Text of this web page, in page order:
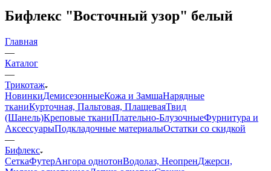
Бифлекс "Восточный узор" белый
Главная
—
Каталог
—
Трикотаж
НовинкиДемисезонныеКожа и ЗамшаНарядные
тканиКурточная, Пальтовая, ПлащеваяТвид
(Шанель)Креповые тканиПлательно-БлузочныеФурнитура и
АксессуарыПодкладочные материалыОстатки со скидкой
—
Бифлекс
СеткаФутерАнгора однотонВодолаз, НеопренДжерси,